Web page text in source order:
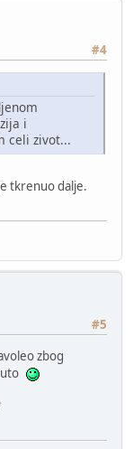
#4
i
celi zivot...
tkrenuo dalje.
#5
zbog